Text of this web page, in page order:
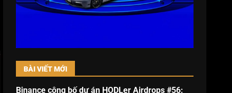
BÀI VIẾT MỚI
Binance công bố dự án HODLer Airdrops #56: